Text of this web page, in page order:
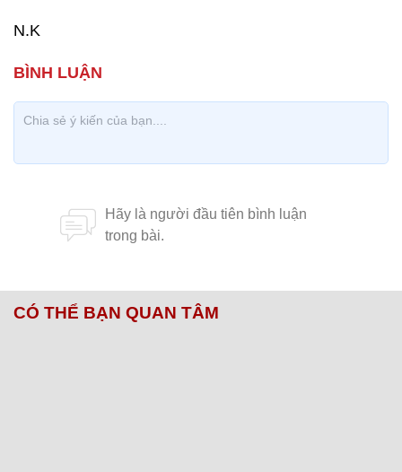
N.K
CÓ THỂ BẠN QUAN TÂM